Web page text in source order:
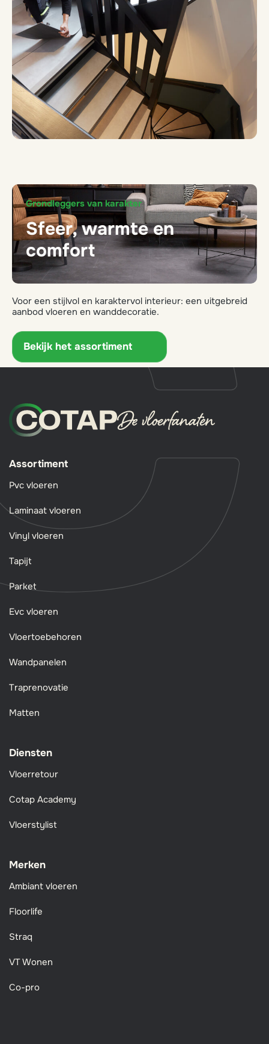
Grondleggers van karakter
Sfeer, warmte en
comfort
Voor een stijlvol en karaktervol interieur: een uitgebreid
aanbod vloeren en wanddecoratie.
Bekijk het assortiment
Assortiment
Pvc vloeren
Laminaat vloeren
Vinyl vloeren
Tapijt
Parket
Evc vloeren
Vloertoebehoren
Wandpanelen
Traprenovatie
Matten
Diensten
Vloerretour
Cotap Academy
Vloerstylist
Merken
Ambiant vloeren
Floorlife
Straq
VT Wonen
Co-pro